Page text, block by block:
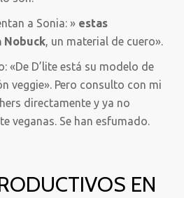
a Sonia: » estas
Nobuck, un material de cuero».
«De D’lite está su modelo de
veggie». Pero consulto con mi
directamente y ya no
veganas. Se han esfumado.
EN